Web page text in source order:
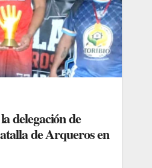
delegación de
de Arqueros en